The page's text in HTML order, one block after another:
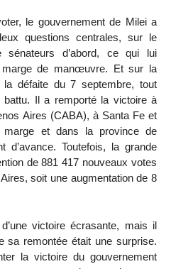
le gouvernement de Milei a
questions centrales, sur le
d’abord, ce qui lui
marge de manœuvre. Et sur la
défaite du 7 septembre, tout
battu. Il a remporté la victoire à
Aires (CABA), à Santa Fe et
marge et dans la province de
d’avance. Toutefois, la grande
de 881 417 nouveaux votes
soit une augmentation de 8
victoire écrasante, mais il
sa remontée était une surprise.
la victoire du gouvernement